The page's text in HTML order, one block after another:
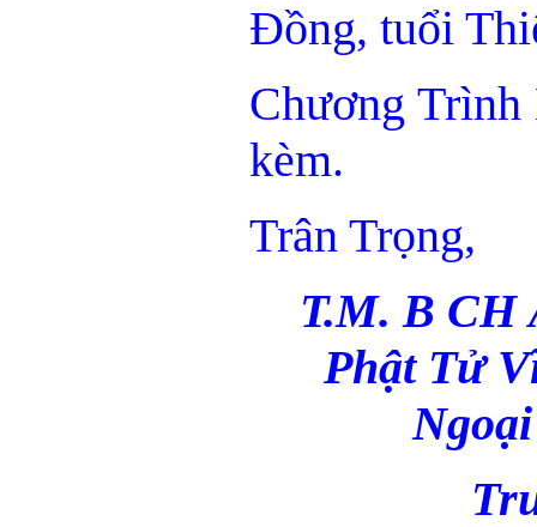
Đồng, tuổi
Chương
kèm.
Trân Trọng,
T.M. B
Phật Tử